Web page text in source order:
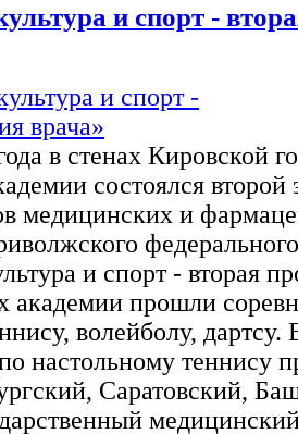
и спорт -
в стенах Кировской
состоялся второй
медицинских и
и спорт - вторая
академии прошли
волейболу, дартсу.
настольному теннису
Саратовский,